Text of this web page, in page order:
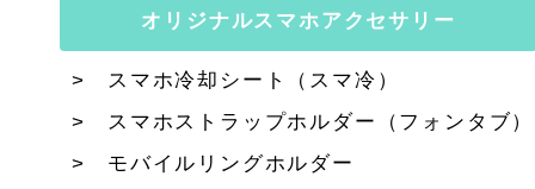
オリジナルスマホアクセサリー
スマホ冷却シート（スマ冷）
スマホストラップホルダー（フォンタブ）
モバイルリングホルダー